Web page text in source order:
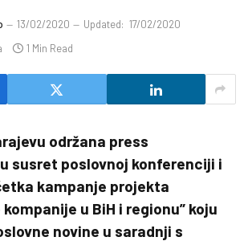
13/02/2020 Updated: 17/02/2020
1 Min Read
održana press
u susret poslovnoj konferenciji i
kampanje projekta
u BiH i regionu” koju
novine u saradnji s